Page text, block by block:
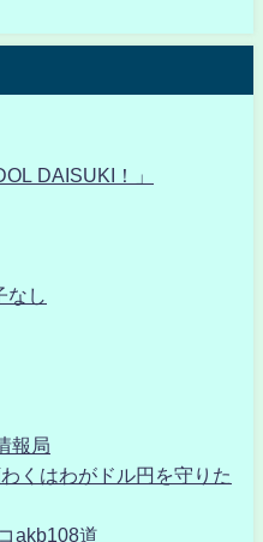
DAISUKI！」
なし
報局
くはわがドル円を守りた
akb108道